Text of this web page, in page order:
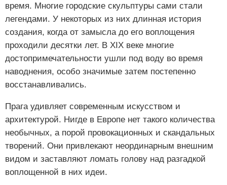
время. Многие городские скульптуры сами стали
легендами. У некоторых из них длинная история
создания, когда от замысла до его воплощения
проходили десятки лет. В XIX веке многие
достопримечательности ушли под воду во время
наводнения, особо значимые затем постепенно
восстанавливались.
Прага удивляет современным искусством и
архитектурой. Нигде в Европе нет такого количества
необычных, а порой провокационных и скандальных
творений. Они привлекают неординарным внешним
видом и заставляют ломать голову над разгадкой
воплощенной в них идеи.